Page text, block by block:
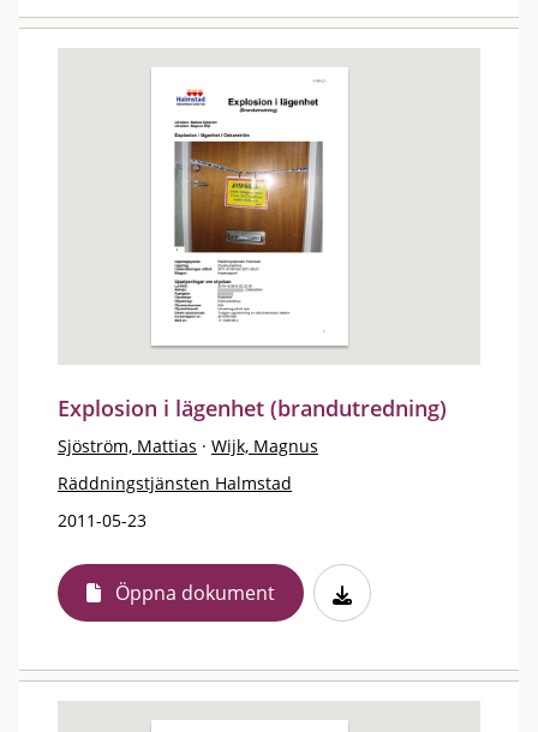
Explosion i lägenhet (brandutredning)
Sjöström, Mattias · Wijk, Magnus
Räddningstjänsten Halmstad
2011-05-23
Öppna dokument